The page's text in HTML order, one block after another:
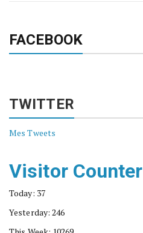
FACEBOOK
TWITTER
Mes Tweets
Visitor Counter
Today: 37
Yesterday: 246